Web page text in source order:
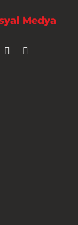
Medya